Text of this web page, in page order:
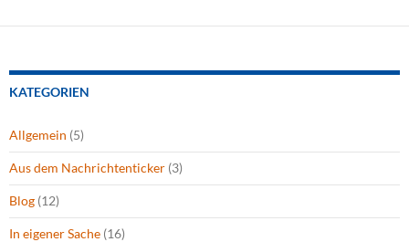
KATEGORIEN
Allgemein (5)
Aus dem Nachrichtenticker (3)
Blog (12)
In eigener Sache (16)